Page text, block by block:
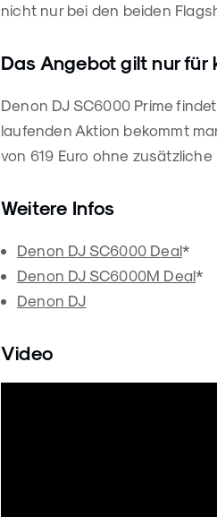
nicht nur bei den beiden
Das Angebot gilt nur für
Denon DJ SC6000 Prime
laufenden Aktion bekommt
von 619 Euro ohne
Weitere Infos
Denon DJ SC6000 Deal*
Denon DJ SC6000M Deal*
Denon DJ
Video